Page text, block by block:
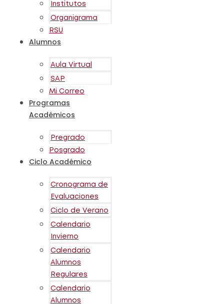
Institutos
Organigrama
RSU
Alumnos
Aula Virtual
SAP
Mi Correo
Programas
Académicos
Pregrado
Posgrado
Ciclo Académico
Cronograma de
Evaluaciones
Ciclo de Verano
Calendario
Invierno
Calendario
Alumnos
Regulares
Calendario
Alumnos